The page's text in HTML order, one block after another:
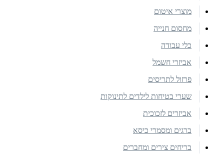
מוצרי איטום
מחסום חנייה
כלי עבודה
אביזרי חשמל
פרזול לתריסים
שערי בטיחות לילדים לתינוקות
אביזרים לזכוכית
ברגים ומסמרי כיסא
בריחים צירים ומחברים